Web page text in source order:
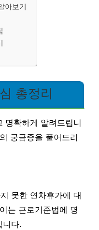
아보기
총정리
명확하게 알려드립니
궁금증을 풀어드리
못한 연차휴가에 대
는 근로기준법에 명
니다.